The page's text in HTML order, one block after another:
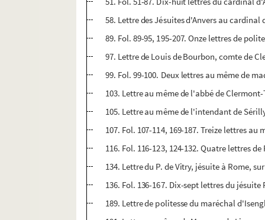
58. Lettre des Jésuites d'Anvers au
89. Fol. 89-95, 195-207. Onze lettres de
97. Lettre de Louis de Bourbon, comte de
99. Fol. 99-100. Deux lettres au même de
103. Lettre au même de l'abbé de
105. Lettre au même de l'intendant de
107. Fol. 107-114, 169-187. Treize lettres
116. Fol. 116-123, 124-132. Quatre lettres
134. Lettre du P. de Vitry, jésuite à Rome,
136. Fol. 136-167. Dix-sept lettres du
189. Lettre de politesse du maréchal